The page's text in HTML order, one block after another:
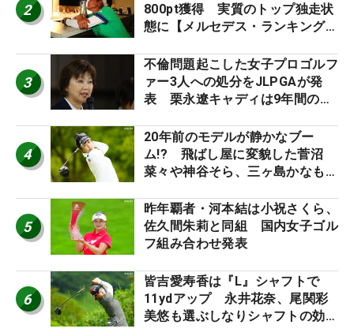
2
800pt獲得 実質のトップ独走状
態に【メルセデス・ランキング番
3
不倫問題起こした女子プロゴルフ
ァー3人への処分をJLPGAが発
表 栗永遼キャディは9年間の立
4
20年前のモデルが静かなブー
ム!? 飛ばし屋に変貌した菅沼
菜々や神谷そら、三ヶ島かなも使
ロたちの“飛ばしギア”】
5
昨年覇者・河本結は小祝さくら、
佐久間朱莉と同組 国内女子ゴル
フ組み合わせ発表
6
皆吉愛寿香は『L』シャフトで
11ydアップ 永井花奈、尾関彩
美悠も選ぶしなりシャフトの効果